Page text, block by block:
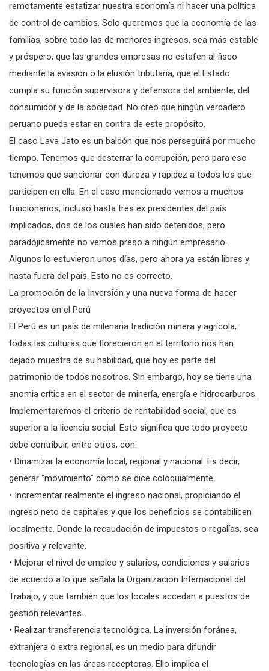
remotamente estatizar nuestra economía ni hacer una política
de control de cambios. Solo queremos que la economía de las
familias, sobre todo las de menores ingresos, sea más estable
y próspero; que las grandes empresas no estafen al fisco
mediante la evasión o la elusión tributaria, que el Estado
cumpla su función supervisora y defensora del ambiente, del
consumidor y de la sociedad. No creo que ningún verdadero
peruano pueda estar en contra de este propósito.
El caso Lava Jato es un baldón que nos perseguirá por mucho
tiempo. Tenemos que desterrar la corrupción, pero para eso
tenemos que sancionar con dureza y rapidez a todos los que
participen en ella. En el caso mencionado vemos a muchos
funcionarios, incluso hasta tres ex presidentes del país
implicados, dos de los cuales han sido detenidos, pero
paradójicamente no vemos preso a ningún empresario.
Algunos lo estuvieron unos días, pero ahora ya están libres y
hasta fuera del país. Esto no es correcto.
La promoción de la Inversión y una nueva forma de hacer
proyectos en el Perú
El Perú es un país de milenaria tradición minera y agrícola;
todas las culturas que florecieron en el territorio nos han
dejado muestra de su habilidad, que hoy es parte del
patrimonio de todos nosotros. Sin embargo, hoy se tiene una
anomia crítica en el sector de minería, energía e hidrocarburos.
Implementaremos el criterio de rentabilidad social, que es
superior a la licencia social. Esto significa que todo proyecto
debe contribuir, entre otros, con:
• Dinamizar la economía local, regional y nacional. Es decir,
generar “movimiento” como se dice coloquialmente.
• Incrementar realmente el ingreso nacional, propiciando el
ingreso neto de capitales y que los beneficios se contabilicen
localmente. Donde la recaudación de impuestos o regalías, sea
positiva y relevante.
• Mejorar el nivel de empleo y salarios, condiciones y salarios
de acuerdo a lo que señala la Organización Internacional del
Trabajo, y que también que los locales accedan a puestos de
gestión relevantes.
• Realizar transferencia tecnológica. La inversión foránea,
extranjera o extra regional, es un medio para difundir
tecnologías en las áreas receptoras. Ello implica el